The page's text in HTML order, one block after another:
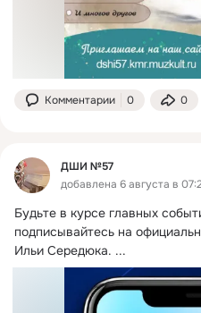
Комментарии 0 0
ДШИ №57
добавлена 6 августа в
Будьте в курсе главных
подписывайтесь на
Ильи Середюка. ...